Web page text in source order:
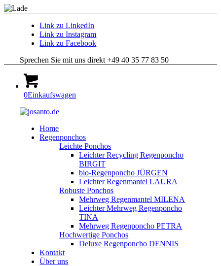
Link zu LinkedIn
Link zu Instagram
Link zu Facebook
Sprechen Sie mit uns direkt +49 40 35 77 83 50
0Einkaufswagen
Home
Regenponchos
Leichte Ponchos
Leichter Recycling Regenponcho
BIRGIT
bio-Regenponcho JÜRGEN
Leichter Regenmantel LAURA
Robuste Ponchos
Mehrweg Regenmantel MILENA
Leichter Mehrweg Regenponcho
TINA
Mehrweg Regenponcho PETRA
Hochwertige Ponchos
Deluxe Regenponcho DENNIS
Kontakt
Über uns